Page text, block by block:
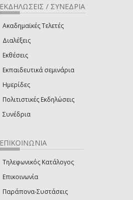
ΕΚΔΗΛΩΣΕΙΣ / ΣΥΝΕΔΡΙΑ
Ακαδημαϊκές Τελετές
Διαλέξεις
Εκθέσεις
Εκπαιδευτικά σεμινάρια
Ημερίδες
Πολιτιστικές Εκδηλώσεις
Συνέδρια
ΕΠΙΚΟΙΝΩΝΙΑ
Τηλεφωνικός Κατάλογος
Επικοινωνία
Παράπονα-Συστάσεις